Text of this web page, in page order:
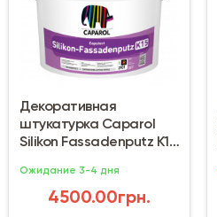
Декоративная
штукатурка Caparol
Silikon Fassadenputz K15
Ожидание 3-4 дня
4500.00грн.